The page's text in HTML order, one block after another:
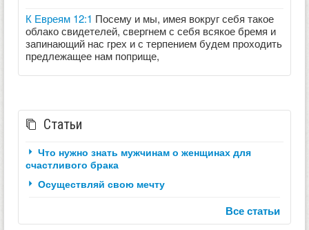
К Евреям 12:1 Посему и мы, имея вокруг себя такое
облако свидетелей, свергнем с себя всякое бремя и
запинающий нас грех и с терпением будем проходить
предлежащее нам поприще,
Статьи
Что нужно знать мужчинам о женщинах для
счастливого брака
Осуществляй свою мечту
Все статьи